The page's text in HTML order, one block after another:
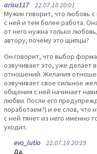
arisu11722.07.18 20:01
Мужик говорит, что любовь
с ней и тем более работа.
от него нужна только
автору, почему это щипцы?
Он говорит, что выбор
озвучивает это, уже делает
отношений. Желания
озвучивает свое сильное
общения с ней начинает
любви. После его
поработаем?) и ее слов,
с ней тянет из него именно
уходит.
evo_lutio22.07.18 20:19
Да.